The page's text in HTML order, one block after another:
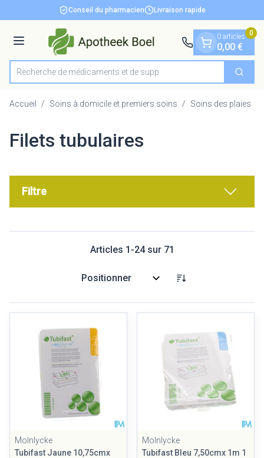
Aller au contenu
1 de 1Conseil du pharmacien Livraison rapide
Menu
Rechercher
Recherche de méd
0 articles
0,00 €
0
Accueil / Soins à domicile et premiers soins / Soins des plaies
Filets tubulaires
Filtre
Articles 1 -24sur 71
Trier par:
Molnlycke
Tubifast Jaune 10,75cmx
Molnlycke
Tubifast Bleu 7,50cmx 1m 1